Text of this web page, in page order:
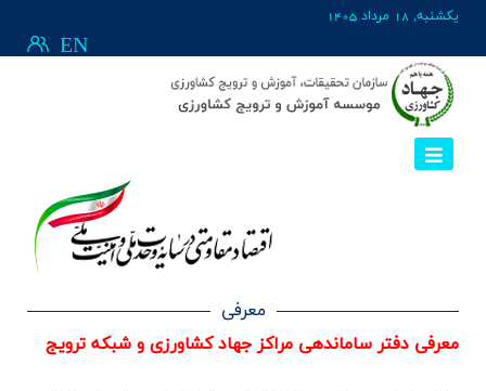
يکشنبه, 18 مرداد 1405
EN
معرفی
معرفی دفتر ساماندهی مراکز جهاد کشاورزی و شبکه ترویج